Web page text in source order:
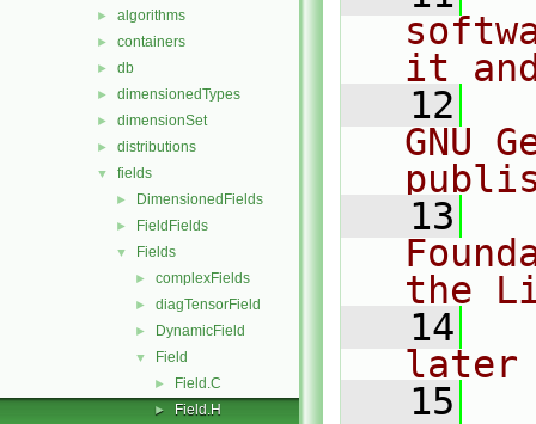
► algorithms
► containers
► db
► dimensionedTypes
► dimensionSet
► distributions
▼ fields
► DimensionedFields
► FieldFields
▼ Fields
► complexFields
► diagTensorField
► DynamicField
▼ Field
► Field.C
► Field.H
it
   12
GNU
   13
the
   14
later
   15